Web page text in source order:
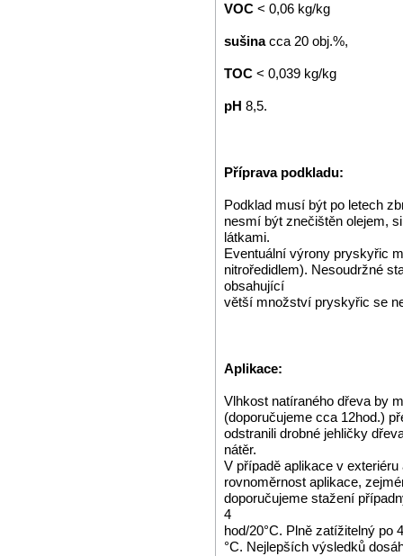
VOC < 0,06 kg/kg
sušinacca 20 obj.%,
TOC < 0,039 kg/kg
pH 8,5.
Příprava podkladu:
Podklad musí být po letech
nesmí být znečištěn olejem,
látkami.
Eventuální výrony pryskyřic
nitroředidlem). Nesoudržné
obsahující
větší množství pryskyřic se
Aplikace:
Vlhkost natíraného dřeva by
(doporučujeme cca 12hod.)
odstranili drobné jehličky
nátěr.
V případě aplikace v
rovnoměrnost aplikace,
doporučujeme stažení
4
hod/20°C. Plně zatížitelný po
°C. Nejlepších výsledků